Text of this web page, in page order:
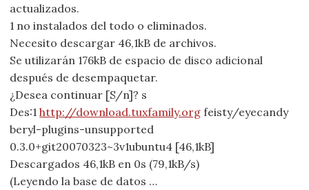
actualizados.
1 no instalados del todo o eliminados.
Necesito descargar 46,1kB de archivos.
Se utilizarán 176kB de espacio de disco adicional
después de desempaquetar.
¿Desea continuar [S/n]? s
Des:1http://download.tuxfamily.org feisty/eyecandy
beryl-plugins-unsupported
0.3.0+git20070323~3v1ubuntu4 [46,1kB]
Descargados 46,1kB en 0s (79,1kB/s)
(Leyendo la base de datos …